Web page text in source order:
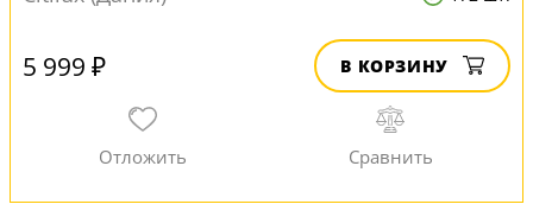
5 999 ₽ В КОРЗИНУ